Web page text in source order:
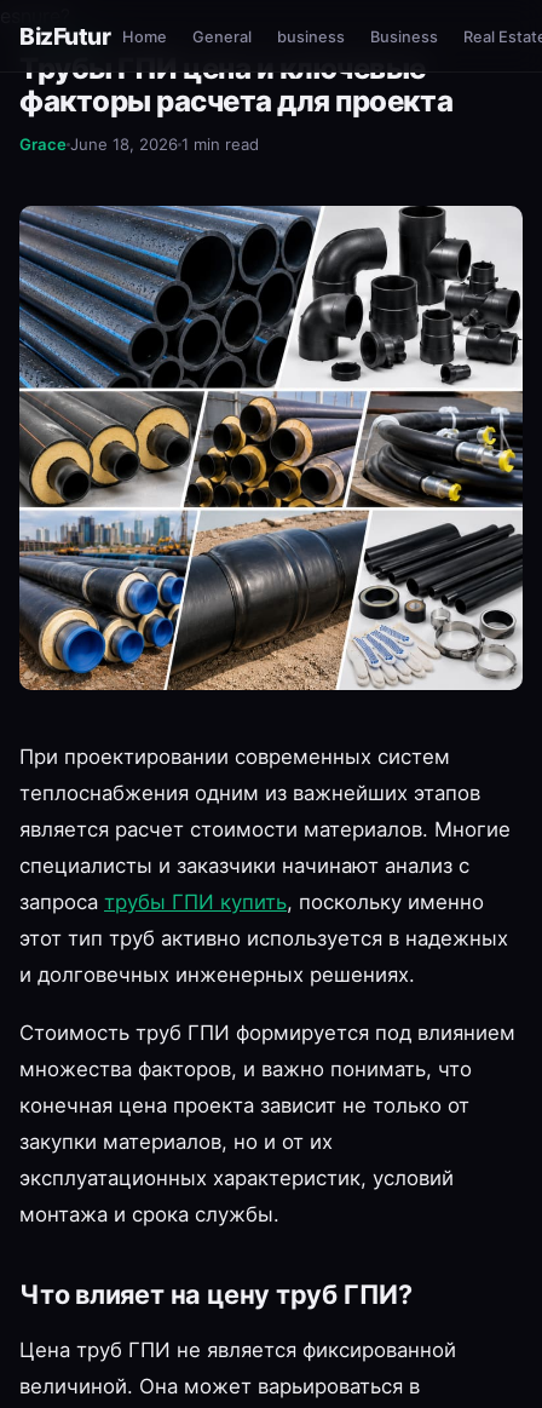
BizFutur Home General business Business Real
BUSINESS
Трубы ГПИ цена и ключевые
факторы расчета для проекта
GraceJune 18, 20261 min read
При проектировании современных систем
теплоснабжения одним из важнейших этапов
является расчет стоимости материалов. Многие
специалисты и заказчики начинают анализ с
запроса трубы ГПИ купить, поскольку именно
этот тип труб активно используется в надежных
и долговечных инженерных решениях.
Стоимость труб ГПИ формируется под влиянием
множества факторов, и важно понимать, что
конечная цена проекта зависит не только от
закупки материалов, но и от их
эксплуатационных характеристик, условий
монтажа и срока службы.
Что влияет на цену труб ГПИ?
Цена труб ГПИ не является фиксированной
величиной. Она может варьироваться в